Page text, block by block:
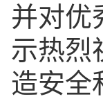
并对优
示热烈
造安全